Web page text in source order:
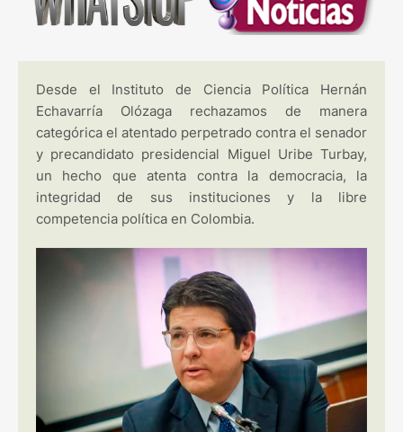
Desde el Instituto de Ciencia Política Hernán
Echavarría Olózaga rechazamos de manera
categórica el atentado perpetrado contra el senador
y precandidato presidencial Miguel Uribe Turbay,
un hecho que atenta contra la democracia, la
integridad de sus instituciones y la libre
competencia política en Colombia.